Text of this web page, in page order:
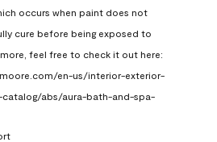
occurs when paint does not
cure before being exposed to
feel free to check it out here:
en-us/interior-exterior-
abs/aura-bath-and-spa-